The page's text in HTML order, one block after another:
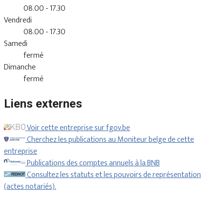
08.00 - 17.30
Vendredi
08.00 - 17.30
Samedi
fermé
Dimanche
fermé
Liens externes
Voir cette entreprise sur fgov.be
Cherchez les publications au Moniteur belge de cette
entreprise
Publications des comptes annuels à la BNB
Consultez les statuts et les pouvoirs de représentation
(actes notariés).